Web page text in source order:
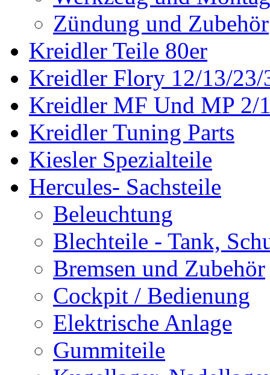
Zündung und Zubehör
Kreidler Teile 80er
Kreidler Flory 12/13/23/
Kreidler MF Und MP 2/
Kreidler Tuning Parts
Kiesler Spezialteile
Hercules- Sachsteile
Beleuchtung
Blechteile - Tank,
Bremsen und Zubehör
Cockpit / Bedienung
Elektrische Anlage
Gummiteile